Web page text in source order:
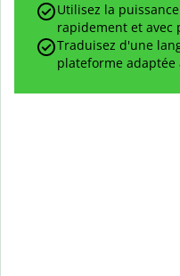
Utilisez la
rapidement et avec
Traduisez d'une
plateforme adaptée